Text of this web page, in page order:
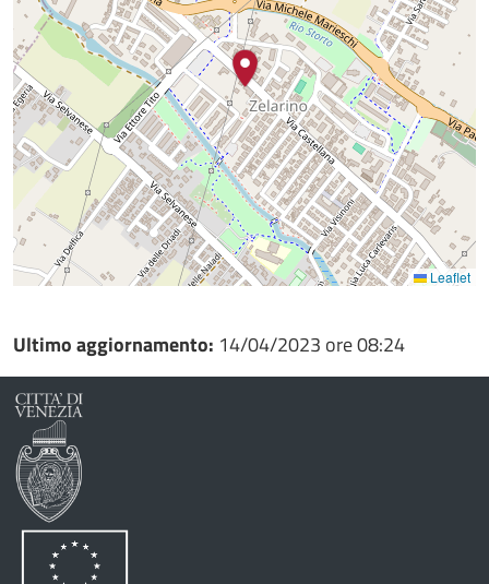
Leaflet
Ultimo aggiornamento: 14/04/2023 ore 08:24